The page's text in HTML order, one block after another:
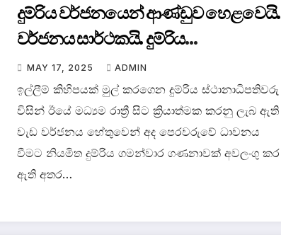
දුම්රිය වර්ජනයෙන් ආණ්ඩුව හෙළවෙයි.
වර්ජනය සාර්ථකයි. දුම්රිය
ස්ථානාධිපතිවරු සංගමය කියයි.
MAY 17, 2025 ADMIN
ඉල්ලීම් කිහිපයක් මුල් කරගෙන දුම්රිය ස්ථානාධිපතිවරු
විසින් ඊයේ මධ්‍යම රාත්‍රී සිට ක්‍රියාත්මක කරනු ලැබ ඇති
වැඩ වර්ජනය හේතුවෙන් අද පෙරවරුවේ ධාවනය
වීමට නියමිත දුම්රිය ගමන්වාර ගණනාවක් අවලංගු කර
ඇති අතර…